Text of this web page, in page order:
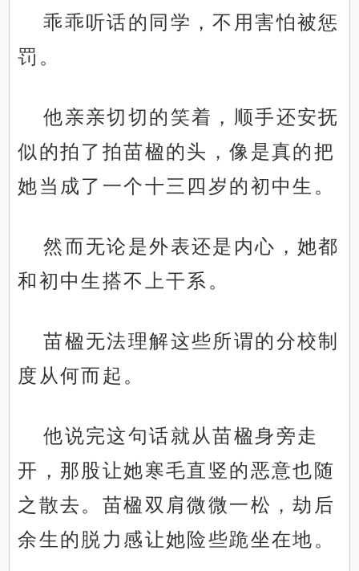
乖乖听话的同学，不用害怕被惩
罚。
他亲亲切切的笑着，顺手还安抚
似的拍了拍苗楹的头，像是真的把
她当成了一个十三四岁的初中生。
然而无论是外表还是内心，她都
和初中生搭不上干系。
苗楹无法理解这些所谓的分校制
度从何而起。
他说完这句话就从苗楹身旁走
开，那股让她寒毛直竖的恶意也随
之散去。苗楹双肩微微一松，劫后
余生的脱力感让她险些跪坐在地。